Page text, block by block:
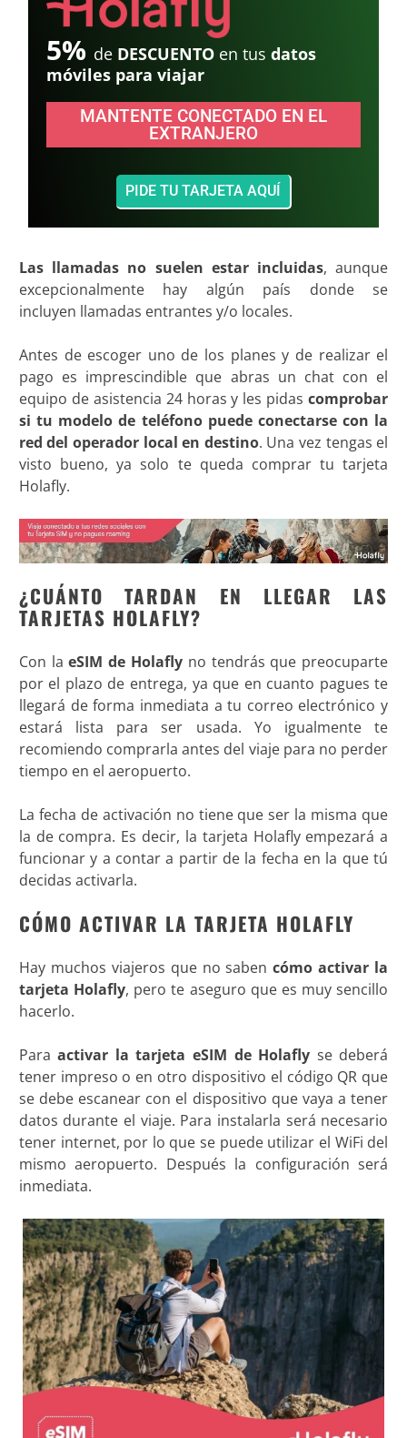
5% de DESCUENTO en tus datos
móviles para viajar
MANTENTE CONECTADO EN EL
EXTRANJERO
PIDE TU TARJETA AQUÍ
Las llamadas no suelen estar incluidas, aunque
excepcionalmente hay algún país donde se
incluyen llamadas entrantes y/o locales.
Antes de escoger uno de los planes y de realizar el
pago es imprescindible que abras un chat con el
equipo de asistencia 24 horas y les pidascomprobar
si tu modelo de teléfono puede conectarse con la
red del operador local en destino. Una vez tengas el
visto bueno, ya solo te queda comprar tu tarjeta
Holafly.
¿CUÁNTO TARDAN EN LLEGAR LAS
TARJETAS HOLAFLY?
Con laeSIM de Holafly no tendrás que preocuparte
por el plazo de entrega, ya que en cuanto pagues te
llegará de forma inmediata a tu correo electrónico y
estará lista para ser usada. Yo igualmente te
recomiendo comprarla antes del viaje para no perder
tiempo en el aeropuerto.
La fecha de activación no tiene que ser la misma que
la de compra. Es decir, la tarjeta Holafly empezará a
funcionar y a contar a partir de la fecha en la que tú
decidas activarla.
CÓMO ACTIVAR LA TARJETA HOLAFLY
Hay muchos viajeros que no sabencómo activar la
tarjeta Holafly, pero te aseguro que es muy sencillo
hacerlo.
Paraactivar la tarjeta eSIM de Holafly se deberá
tener impreso o en otro dispositivo el código QR que
se debe escanear con el dispositivo que vaya a tener
datos durante el viaje. Para instalarla será necesario
tener internet, por lo que se puede utilizar el WiFi del
mismo aeropuerto. Después la configuración será
inmediata.